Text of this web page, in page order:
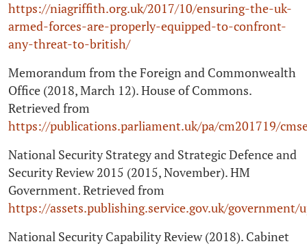
https://niagriffith.org.uk/2017/10/ensuring-the-uk-
armed-forces-are-properly-equipped-to-confront-
any-threat-to-british/
Memorandum from the Foreign and Commonwealth
Office (2018, March 12). House of Commons.
Retrieved from
https://publications.parliament.uk/pa/cm201719/
National Security Strategy and Strategic Defence and
Security Review 2015 (2015, November). HM
Government. Retrieved from
https://assets.publishing.service.gov.uk/government/
National Security Capability Review (2018). Cabinet